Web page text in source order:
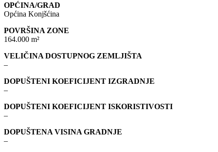
OPĆINA/GRAD
Općina Konjšćina
POVRŠINA ZONE
164.000 m²
VELIČINA DOSTUPNOG ZEMLJIŠTA
–
DOPUŠTENI KOEFICIJENT IZGRADNJE
–
DOPUŠTENI KOEFICIJENT ISKORISTIVOSTI
–
DOPUŠTENA VISINA GRADNJE
–